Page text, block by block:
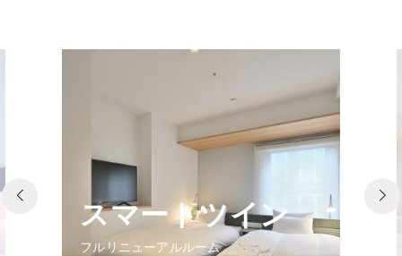
スマートツイン
フルリニューアルルーム